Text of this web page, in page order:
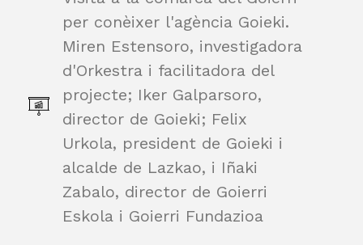
per conèixer l'agència Goieki.
Miren Estensoro, investigadora
d'Orkestra i facilitadora del
projecte; Iker Galparsoro,
director de Goieki; Felix
Urkola, president de Goieki i
alcalde de Lazkao, i Iñaki
Zabalo, director de Goierri
Eskola i Goierri Fundazioa